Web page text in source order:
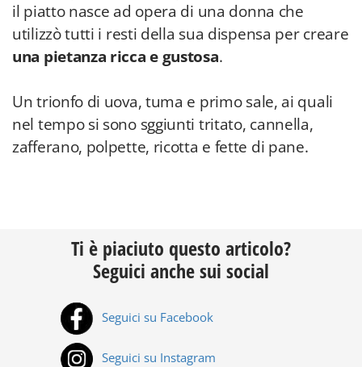
il piatto nasce ad opera di una donna che
utilizzò tutti i resti della sua dispensa per creare
una pietanza ricca e gustosa.
Un trionfo di uova, tuma e primo sale, ai quali
nel tempo si sono sggiunti tritato, cannella,
zafferano, polpette, ricotta e fette di pane.
Ti è piaciuto questo articolo?
Seguici anche sui social
Seguici su Facebook
Seguici su Instagram